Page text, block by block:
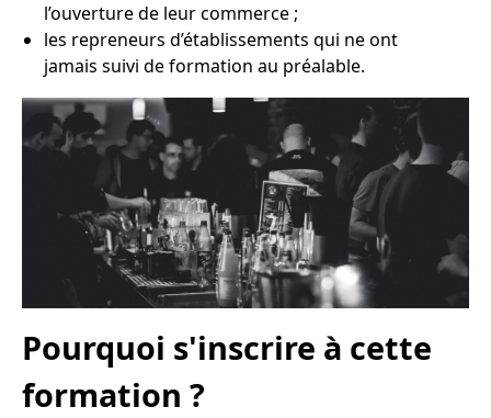
l’ouverture de leur commerce ;
les repreneurs d’établissements qui ne ont
jamais suivi de formation au préalable.
Pourquoi s'inscrire à cette
formation ?